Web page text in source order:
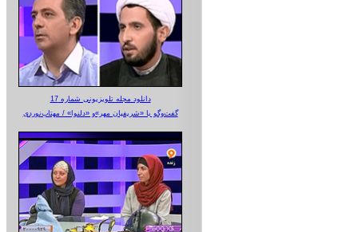
دانلود مجله تلویزیونی شماره 17
گفت‌وگو با «شریفیان مهر»‌و «دلنوا» / مهتاب‌نوردی